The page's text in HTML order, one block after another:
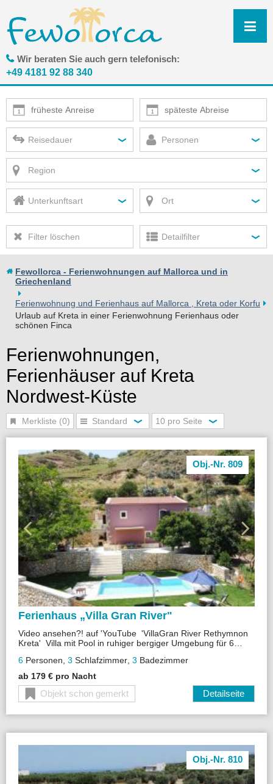
Wir beraten Sie auch gern telefonisch:
+49 4181 92 88 340
Reisedauer Personen
Region
Unterkunftsart Ort
Filter löschen Detailfilter
Fewollorca - Ferienwohnungen auf Mallorca und in
Griechenland
Ferienwohnung und Ferienhaus auf Mallorca , Kreta oder Korfu
Urlaub auf Kreta in einer Ferienwohnung Ferienhaus oder
schönen Finca
Ferienwohnungen,
Ferienhäuser auf Kreta
Nordwest-Küste
Merkliste (0) Standard 10 pro Seite
Ferienhaus „Villa Gran River"
Obj.-Nr. 809
Video ansehen?! auf 'YouTube 'VillaGran River Rethymnon
Kreta' Villa mit Pool in ruhiger bergiger Umgebung für 6
Sehr ruhige Lage!
6 Personen, 3 Schlafzimmer, 3 Badezimmer
ab 179 € pro Nacht
Objekt schon gemerkt Detailseite
Obj.-Nr. 810